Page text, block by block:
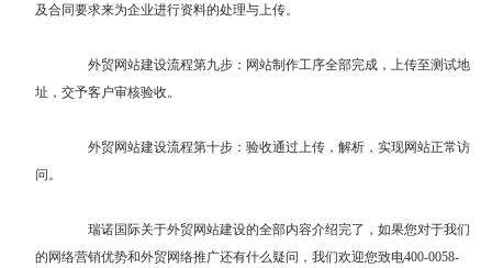
及合同要求来为企业进行资料的处理与上传。
外贸网站建设流程第九步：网站制作工序全部完成，上传至测试地
址，交予客户审核验收。
外贸网站建设流程第十步：验收通过上传，解析，实现网站正常访
问。
瑞诺国际关于外贸网站建设的全部内容介绍完了，如果您对于我们
的网络营销优势和外贸网络推广还有什么疑问，我们欢迎您致电400-0058-